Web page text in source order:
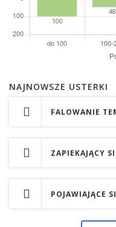
NAJNOWSZE USTERKI
FALOWANIE